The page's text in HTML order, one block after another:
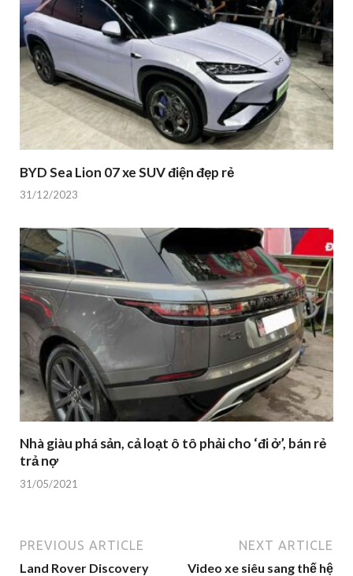
BYD Sea Lion 07 xe SUV điện đẹp rẻ
31/12/2023
Nhà giàu phá sản, cả loạt ô tô phải cho ‘đi ở’, bán rẻ
trả nợ
31/05/2021
PREVIOUS ARTICLE
Land Rover Discovery
NEXT ARTICLE
Video xe siêu sang thế hệ